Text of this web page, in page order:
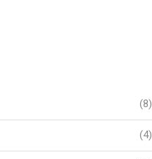
(8)
(4)